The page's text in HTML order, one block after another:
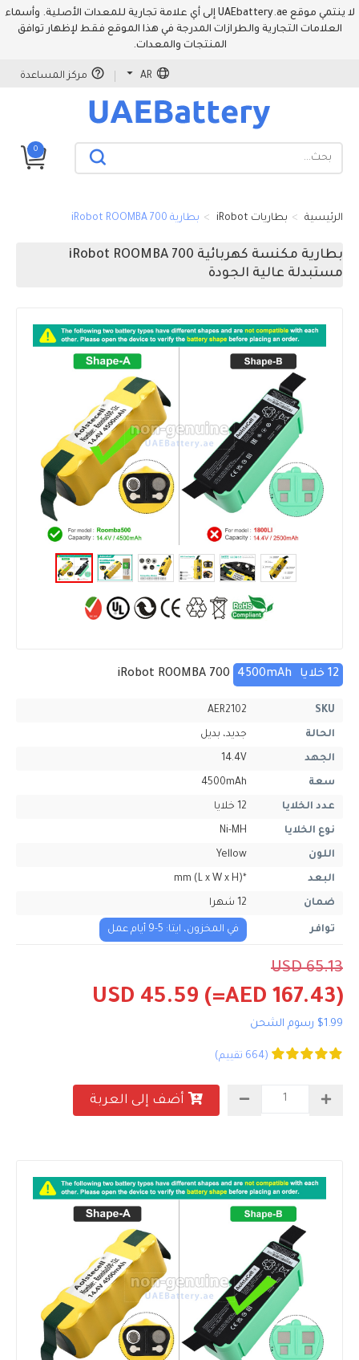
لا ينتمي موقع UAEbattery.ae إلى أي علامة تجارية للمعدات الأصلية. وأسماء
العلامات التجارية والطرازات المدرجة في هذا الموقع فقط لإظهار توافق
المنتجات والمعدات.
AR مركز المساعدة
0
الرئيسية بطاريات iRobot بطارية iRobot ROOMBA 700
بطارية مكنسة كهربائية iRobot ROOMBA 700
مستبدلة عالية الجودة
12 خلايا 4500mAh
SKU
AER2102
الحالة جديد، بديل
الجهد 14.4V
سعة 4500mAh
عدد الخلايا 12 خلايا
نوع الخلايا Ni-MH
اللون Yellow
البعد *mm (L x W x H)
ضمان 12 شهرا
توافر في المخزون، ايتا: 5-9 أيام عمل
USD 65.13
USD 45.59 (=AED 167.43)
$1.99 رسوم الشحن
(664 تقييم)
أضف إلى العربة